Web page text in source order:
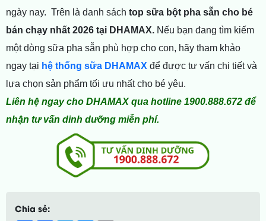
ngày nay. Trên là danh sách top sữa bột pha sẵn cho bé
bán chạy nhất 2026 tại DHAMAX. Nếu bạn đang tìm kiếm
một dòng sữa pha sẵn phù hợp cho con, hãy tham khảo
ngay tại hệ thống sữa DHAMAX để được tư vấn chi tiết và
lựa chọn sản phẩm tối ưu nhất cho bé yêu.
Liên hệ ngay cho DHAMAX qua hotline 1900.888.672 để
nhận tư vấn dinh dưỡng miễn phí.
Chia sẻ: